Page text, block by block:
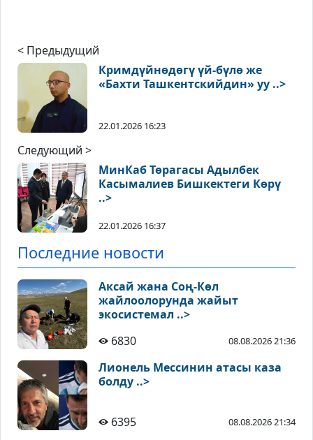
< Предыдущий
Кримдүйнөдөгү үй-бүлө же
«Бахти Ташкентскийдин» уу ..>
22.01.2026 16:23
Следующий >
МинКаб Төрагасы Адылбек
Касымалиев Бишкектеги Көрү
..>
22.01.2026 16:37
Последние новости
Аксай жана Соң-Көл
жайлоолорунда жайыт
экосистемал ..>
6830
08.08.2026 21:36
Лионель Мессинин атасы каза
болду ..>
6395 08.08.2026 21:34